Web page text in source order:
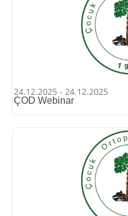
24.12.2025 - 24.12.2025
ÇOD Webinar